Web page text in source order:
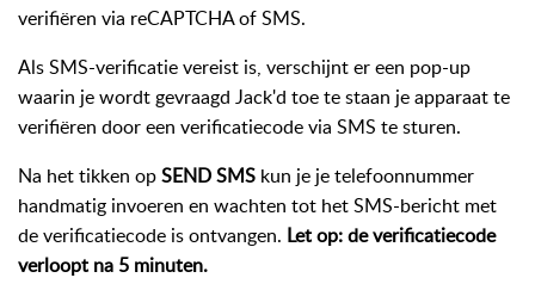
verifiëren via reCAPTCHA of SMS.
Als SMS-verificatie vereist is, verschijnt er een pop-up
waarin je wordt gevraagd Jack'd toe te staan je apparaat te
verifiëren door een verificatiecode via SMS te sturen.
Na het tikken opSEND SMS kun je je telefoonnummer
handmatig invoeren en wachten tot het SMS-bericht met
de verificatiecode is ontvangen. Let op: de verificatiecode
verloopt na 5 minuten.